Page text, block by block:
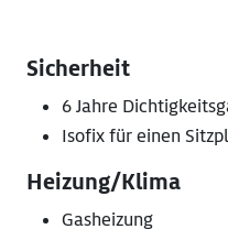
Sicherheit
6 Jahre
Isofix für einen
Heizung/Klima
Gasheizung